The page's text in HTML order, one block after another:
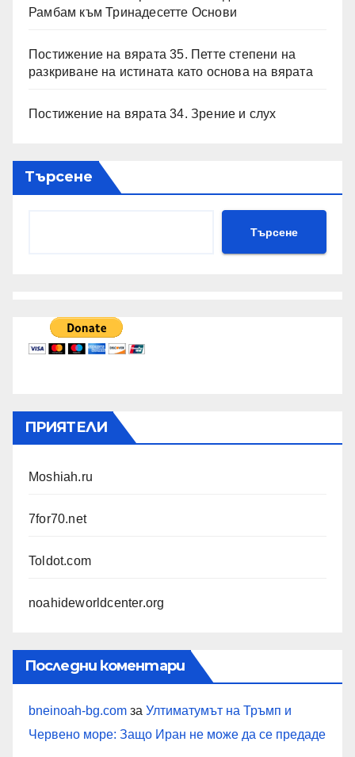
Рамбам към Тринадесетте Основи
Постижение на вярата 35. Петте степени на
разкриване на истината като основа на вярата
Постижение на вярата 34. Зрение и слух
Търсене
Търсене
ПРИЯТЕЛИ
Moshiah.ru
7for70.net
Toldot.com
noahideworldcenter.org
Последни коментари
bneinoah-bg.com за Ултиматумът на Тръмп и
Червено море: Защо Иран не може да се предаде